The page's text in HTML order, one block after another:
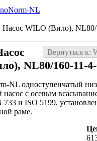
NL
Насос WILO (Вило), NL80/
Вернуться к:
NL80/160-11-
NL одноступенчатый
с осевым
733 и ISO 5199,
раме.